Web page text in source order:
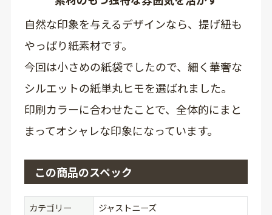
自然な印象を与えるデザインなら、提げ紐も
やっぱり紙素材です。
今回は小さめの紙袋でしたので、細く華奢な
シルエットの紙単丸ヒモを選ばれました。
印刷カラーに合わせたことで、全体的にまと
まってオシャレな印象になっています。
この商品のスペック
カテゴリー
ジャストニーズ